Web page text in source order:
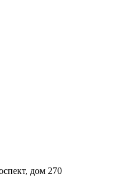
дом 270